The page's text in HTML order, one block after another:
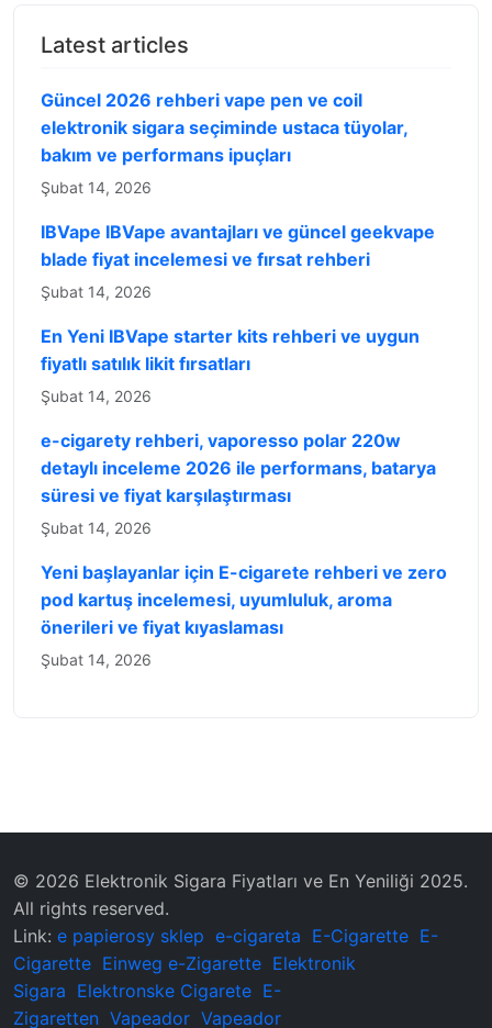
Latest articles
Güncel 2026 rehberi vape pen ve coil
elektronik sigara seçiminde ustaca tüyolar,
bakım ve performans ipuçları
Şubat 14, 2026
IBVape IBVape avantajları ve güncel geekvape
blade fiyat incelemesi ve fırsat rehberi
Şubat 14, 2026
En Yeni IBVape starter kits rehberi ve uygun
fiyatlı satılık likit fırsatları
Şubat 14, 2026
e-cigarety rehberi, vaporesso polar 220w
detaylı inceleme 2026 ile performans, batarya
süresi ve fiyat karşılaştırması
Şubat 14, 2026
Yeni başlayanlar için E-cigarete rehberi ve zero
pod kartuş incelemesi, uyumluluk, aroma
önerileri ve fiyat kıyaslaması
Şubat 14, 2026
© 2026 Elektronik Sigara Fiyatları ve En Yeniliği 2025.
All rights reserved.
Link: e papierosy sklep e-cigareta E-Cigarette E-
Cigarette Einweg e-Zigarette Elektronik
Sigara Elektronske Cigarete E-
Zigaretten Vapeador Vapeador